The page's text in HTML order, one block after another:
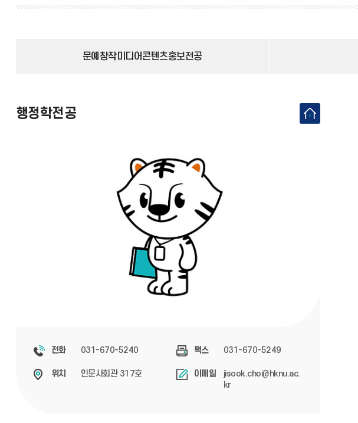
문예창작미디어콘텐츠홍보전공
행정학전공
전화 031-670-5240 팩스 031-670-5249
위치 인문사회관 317호 이메일
jisook.choi@hknu.ac.
kr